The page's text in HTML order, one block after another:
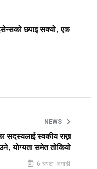
छपाइ सक्यो, एक
NEWS
सदस्यलाई स्वकीय राख्न
योग्यता समेत तोकियो
6 घण्टा अगाडी